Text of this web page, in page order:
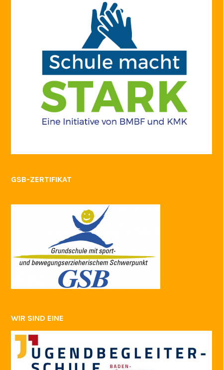
GSB-ZERTIFIKAT
WIR SIND EINE